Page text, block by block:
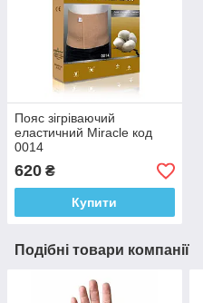
Пояс зігріваючий
еластичний Miracle код
0014
620 ₴
Купити
Подібні товари компанії